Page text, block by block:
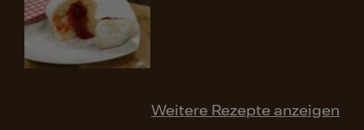
Weitere Rezepte anzeigen